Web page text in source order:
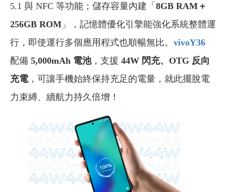
5.1 與 NFC 等功能；儲存容量內建「 8GB RAM＋
256GB ROM 」，記憶體優化引擎能強化系統整體運
行，即使運行多個應用程式也順暢無比。 vivoY36
配備 5,000mAh 電池，支援 44W 閃充、OTG 反向
充電，可讓手機始終保持充足的電量，就此擺脫電
力束縛、續航力持久倍增！